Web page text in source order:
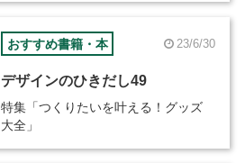
おすすめ書籍・本 23/6/30
デザインのひきだし49
特集「つくりたいを叶える！グッズ
大全」